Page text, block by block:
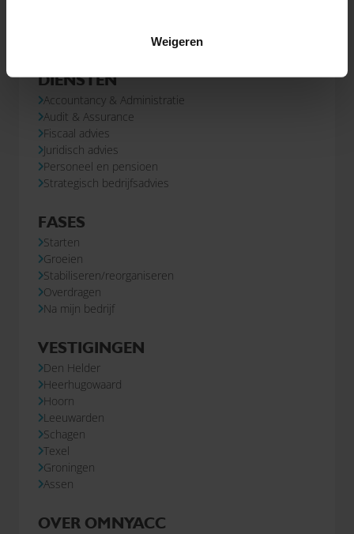
Weigeren
DIENSTEN
Accountancy & Administratie
Audit & Assurance
Fiscaal advies
Juridisch advies
Personeel en pensioen
Strategisch bedrijfsadvies
FASES
Starten
Groeien
Stabiliseren/reorganiseren
Overdragen
Na mijn bedrijf
VESTIGINGEN
Den Helder
Heerhugowaard
Hoorn
Leeuwarden
Schagen
Texel
Groningen
Assen
OVER OMNYACC